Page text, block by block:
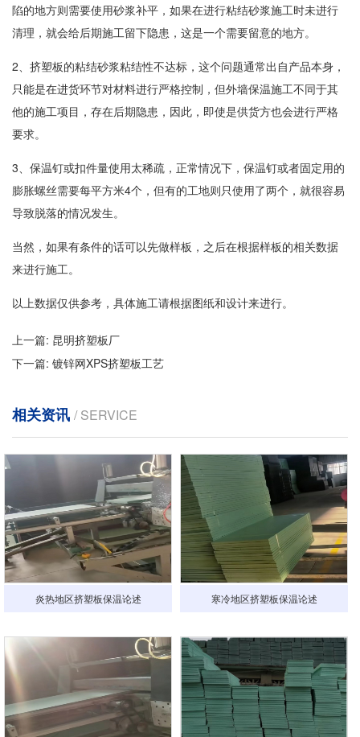
陷的地方则需要使用砂浆补平，如果在进行粘结砂浆施工时未进行
清理，就会给后期施工留下隐患，这是一个需要留意的地方。
2、挤塑板的粘结砂浆粘结性不达标，这个问题通常出自产品本身，
只能是在进货环节对材料进行严格控制，但外墙保温施工不同于其
他的施工项目，存在后期隐患，因此，即使是供货方也会进行严格
要求。
3、保温钉或扣件量使用太稀疏，正常情况下，保温钉或者固定用的
膨胀螺丝需要每平方米4个，但有的工地则只使用了两个，就很容易
导致脱落的情况发生。
当然，如果有条件的话可以先做样板，之后在根据样板的相关数据
来进行施工。
以上数据仅供参考，具体施工请根据图纸和设计来进行。
上一篇: 昆明挤塑板厂
下一篇: 镀锌网XPS挤塑板工艺
相关资讯 / SERVICE
炎热地区挤塑板保温论述 寒冷地区挤塑板保温论述